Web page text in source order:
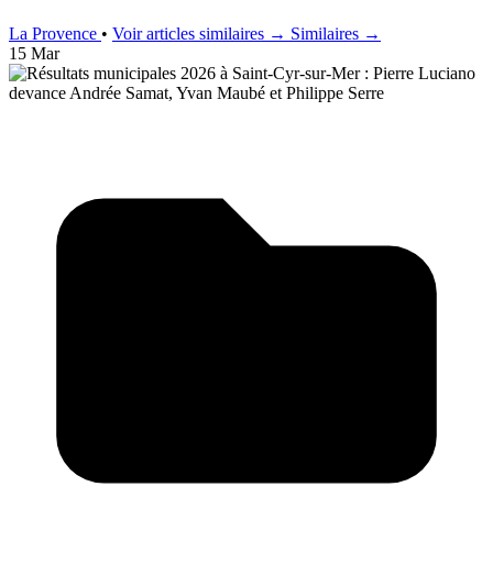
La Provence • Voir articles similaires → Similaires →
15 Mar